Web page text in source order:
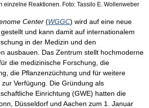
einzelne Reaktionen. Foto: Tassilo E. Wollenweber
Center (WGGC) wird auf eine neue
und kann damit auf internationalem
in der Medizin und den
ausbauen. Das Zentrum stellt hochmoderne
die medizinische Forschung, die
die Pflanzenzüchtung und für weitere
Verfügung. Die Gründung als
Einrichtung (GWE) hatten die
Düsseldorf und Aachen zum 1. Januar